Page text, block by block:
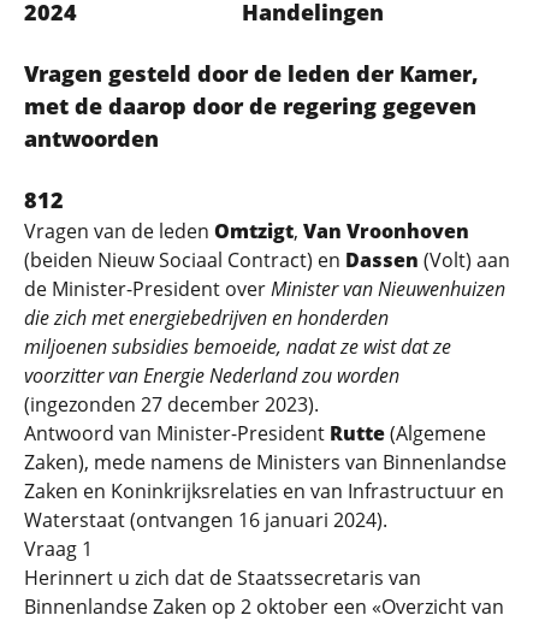
2024
Handelingen
Vragen gesteld door de leden der Kamer,
met de daarop door de regering gegeven
antwoorden
812
Vragen van de leden Omtzigt, Van Vroonhoven
(beiden Nieuw Sociaal Contract) en Dassen (Volt) aan
de Minister-President overMinister van Nieuwenhuizen
die zich met energiebedrijven en honderden
miljoenen subsidies bemoeide, nadat ze wist dat ze
voorzitter van Energie Nederland zou worden
(ingezonden 27 december 2023).
Antwoord van Minister-President Rutte(Algemene
Zaken), mede namens de Ministers van Binnenlandse
Zaken en Koninkrijksrelaties en van Infrastructuur en
Waterstaat (ontvangen 16 januari 2024).
Vraag 1
Herinnert u zich dat de Staatssecretaris van
Binnenlandse Zaken op 2 oktober een «Overzicht van